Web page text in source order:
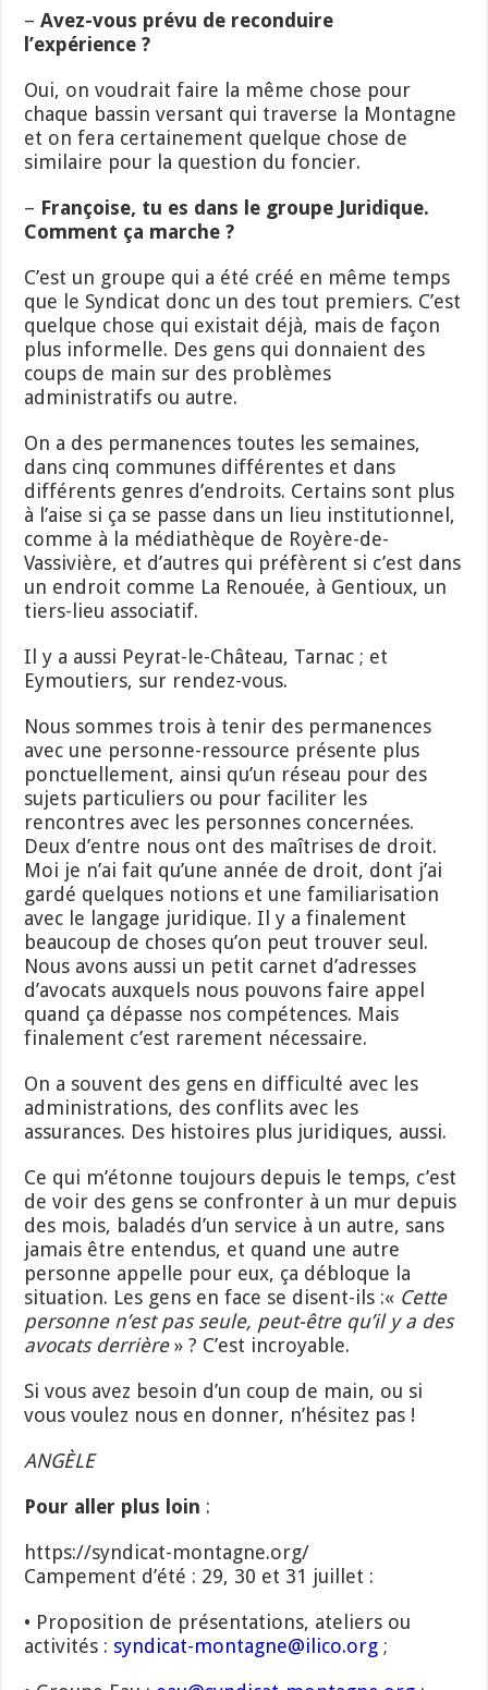
–Avez-vous prévu de reconduire
l’expérience ?
Oui, on voudrait faire la même chose pour
chaque bassin versant qui traverse la Montagne
et on fera certainement quelque chose de
similaire pour la question du foncier.
– Françoise, tu es dans le groupe Juridique.
Comment ça marche ?
C’est un groupe qui a été créé en même temps
que le Syndicat donc un des tout premiers. C’est
quelque chose qui existait déjà, mais de façon
plus informelle. Des gens qui donnaient des
coups de main sur des problèmes
administratifs ou autre.
On a des permanences toutes les semaines,
dans cinq communes différentes et dans
différents genres d’endroits. Certains sont plus
à l’aise si ça se passe dans un lieu institutionnel,
comme à la médiathèque de Royère-de-
Vassivière, et d’autres qui préfèrent si c’est dans
un endroit comme La Renouée, à Gentioux, un
tiers-lieu associatif.
Il y a aussi Peyrat-le-Château, Tarnac ; et
Eymoutiers, sur rendez-vous.
Nous sommes trois à tenir des permanences
avec une personne-ressource présente plus
ponctuellement, ainsi qu’un réseau pour des
sujets particuliers ou pour faciliter les
rencontres avec les personnes concernées.
Deux d’entre nous ont des maîtrises de droit.
Moi je n’ai fait qu’une année de droit, dont j’ai
gardé quelques notions et une familiarisation
avec le langage juridique. Il y a finalement
beaucoup de choses qu’on peut trouver seul.
Nous avons aussi un petit carnet d’adresses
d’avocats auxquels nous pouvons faire appel
quand ça dépasse nos compétences. Mais
finalement c’est rarement nécessaire.
On a souvent des gens en difficulté avec les
administrations, des conflits avec les
assurances. Des histoires plus juridiques, aussi.
Ce qui m’étonne toujours depuis le temps, c’est
de voir des gens se confronter à un mur depuis
des mois, baladés d’un service à un autre, sans
jamais être entendus, et quand une autre
personne appelle pour eux, ça débloque la
situation. Les gens en face se disent-ils :« Cette
personne n’est pas seule, peut-être qu’il y a des
avocats derrière» ? C’est incroyable.
Si vous avez besoin d’un coup de main, ou si
vous voulez nous en donner, n’hésitez pas !
ANGÈLE
Pour aller plus loin :
https://syndicat-montagne.org/
Campement d’été : 29, 30 et 31 juillet :
• Proposition de présentations, ateliers ou
activités : syndicat-montagne@ilico.org ;